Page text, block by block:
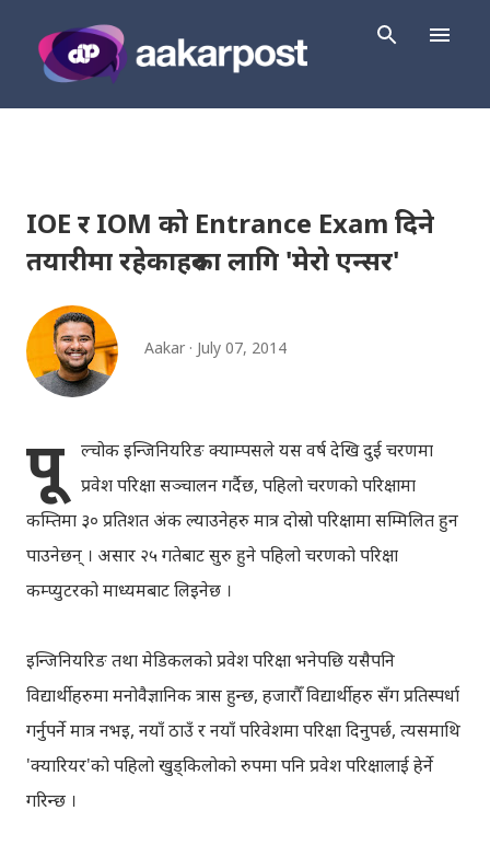
IOE र IOM को Entrance Exam दिने
तयारीमा रहेकाहरुका लागि 'मेरो एन्सर'
Aakar July 07, 2014
पू
ल्चोक इन्जिनियरिङ क्याम्पसले यस वर्ष देखि दुई चरणमा
प्रवेश परिक्षा सञ्चालन गर्दैछ, पहिलो चरणको परिक्षामा
कम्तिमा ३० प्रतिशत अंक ल्याउनेहरु मात्र दोस्रो परिक्षामा सम्मिलित हुन
पाउनेछन् । असार २५ गतेबाट सुरु हुने पहिलो चरणको परिक्षा
कम्प्युटरको माध्यमबाट लिइनेछ ।
इन्जिनियरिङ तथा मेडिकलको प्रवेश परिक्षा भनेपछि यसैपनि
विद्यार्थीहरुमा मनोवैज्ञानिक त्रास हुन्छ, हजारौँ विद्यार्थीहरु सँग प्रतिस्पर्धा
गर्नुपर्ने मात्र नभइ, नयाँ ठाउँ र नयाँ परिवेशमा परिक्षा दिनुपर्छ, त्यसमाथि
'क्यारियर'को पहिलो खुड्किलोको रुपमा पनि प्रवेश परिक्षालाई हेर्ने
गरिन्छ ।